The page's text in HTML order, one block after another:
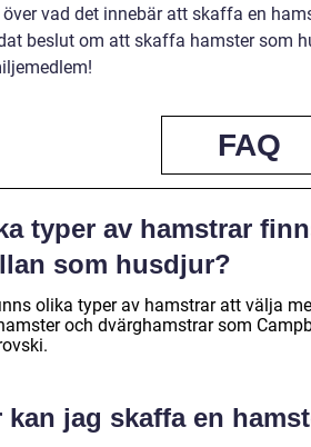
vad det innebär att skaffa en
beslut om att skaffa hamster som
FAQ
typer av hamstrar
som husdjur?
olika typer av hamstrar att välja
och dvärghamstrar som
kan jag skaffa en